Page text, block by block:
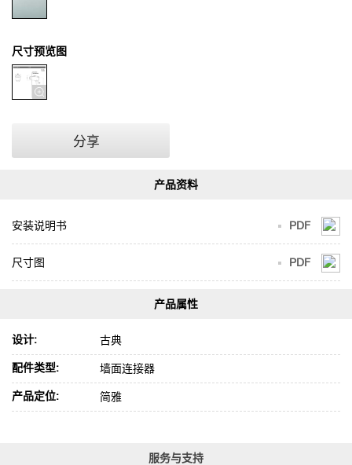
尺寸预览图
分享
PDF
安装说明书
PDF
尺寸图
设计: 古典
配件类型: 墙面连接器
产品定位: 简雅
服务与支持